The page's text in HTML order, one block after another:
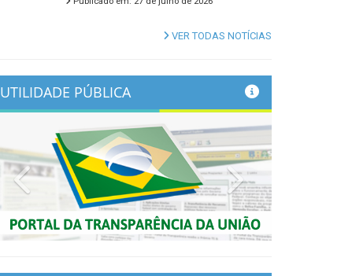
VER TODAS NOTÍCIAS
UTILIDADE PÚBLICA
Previous Next